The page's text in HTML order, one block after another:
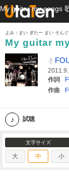
よみ：まい ぎたー まい そん
My guitar
作詞
作曲
試聴
文字サイズ
大 中 小